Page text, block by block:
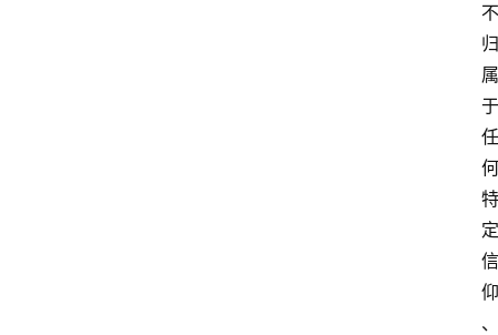
不
归
属
于
任
何
特
定
信
仰
、